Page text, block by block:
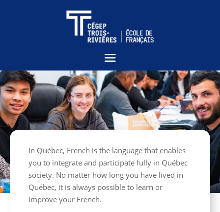
In Québec, French is the language that enables
you to integrate and participate fully in Québec
society. No matter how long you have lived in
Québec, it is always possible to learn or
improve your French.